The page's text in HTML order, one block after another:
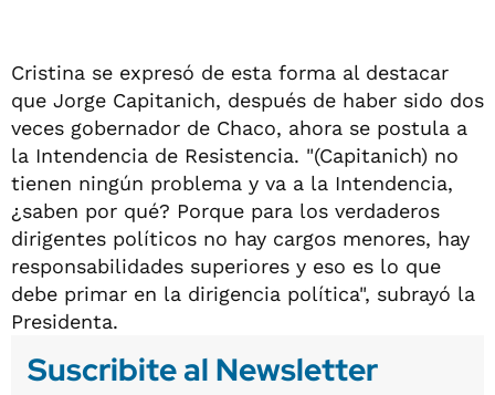
Cristina se expresó de esta forma al destacar
que Jorge Capitanich, después de haber sido dos
veces gobernador de Chaco, ahora se postula a
la Intendencia de Resistencia. "(Capitanich) no
tienen ningún problema y va a la Intendencia,
¿saben por qué? Porque para los verdaderos
dirigentes políticos no hay cargos menores, hay
responsabilidades superiores y eso es lo que
debe primar en la dirigencia política", subrayó la
Presidenta.
Suscribite al Newsletter